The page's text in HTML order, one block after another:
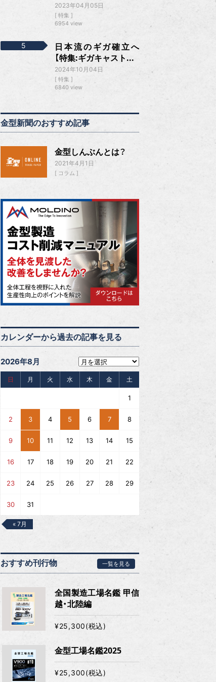
2023年04月05日
特集
6954 view
日本流のギガ確立へ
【特集:ギガキャスト...
2024年10月04日
特集
6840 view
金型新聞のおすすめ記事
金型しんぶんとは？
2021年4月1日
コラム
カレンダーから過去の記事を見る
2026年8月
日 月 火 水 木 金 土
1
2 3 4 5 6 7 8
9 10 11 12 13 14 15
16 17 18 19 20 21 22
23 24 25 26 27 28 29
30 31
« 7月
おすすめ刊行物 一覧を見る
全国製造工場名鑑 甲信
越・北陸編
¥25,300(税込)
金型工場名鑑2025
¥25,300(税込)